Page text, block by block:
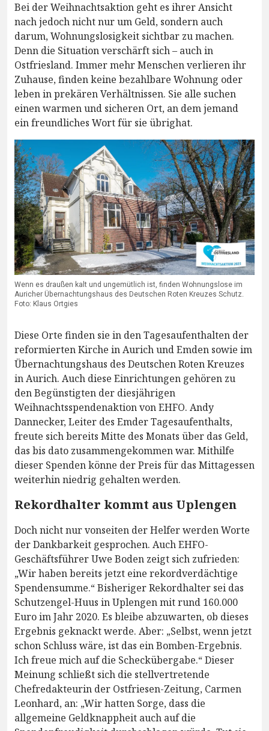
Bei der Weihnachtsaktion geht es ihrer Ansicht
nach jedoch nicht nur um Geld, sondern auch
darum, Wohnungslosigkeit sichtbar zu machen.
Denn die Situation verschärft sich – auch in
Ostfriesland. Immer mehr Menschen verlieren ihr
Zuhause, finden keine bezahlbare Wohnung oder
leben in prekären Verhältnissen. Sie alle suchen
einen warmen und sicheren Ort, an dem jemand
ein freundliches Wort für sie übrighat.
Wenn es draußen kalt und ungemütlich ist, finden Wohnungslose im
Auricher Übernachtungshaus des Deutschen Roten Kreuzes Schutz.
Foto: Klaus Ortgies
Diese Orte finden sie in den Tagesaufenthalten der
reformierten Kirche in Aurich und Emden sowie im
Übernachtungshaus des Deutschen Roten Kreuzes
in Aurich. Auch diese Einrichtungen gehören zu
den Begünstigten der diesjährigen
Weihnachtsspendenaktion von EHFO. Andy
Dannecker, Leiter des Emder Tagesaufenthalts,
freute sich bereits Mitte des Monats über das Geld,
das bis dato zusammengekommen war. Mithilfe
dieser Spenden könne der Preis für das Mittagessen
weiterhin niedrig gehalten werden.
Rekordhalter kommt aus Uplengen
Doch nicht nur vonseiten der Helfer werden Worte
der Dankbarkeit gesprochen. Auch EHFO-
Geschäftsführer Uwe Boden zeigt sich zufrieden:
„Wir haben bereits jetzt eine rekordverdächtige
Spendensumme.“ Bisheriger Rekordhalter sei das
Schutzengel-Huus in Uplengen mit rund 160.000
Euro im Jahr 2020. Es bleibe abzuwarten, ob dieses
Ergebnis geknackt werde. Aber: „Selbst, wenn jetzt
schon Schluss wäre, ist das ein Bomben-Ergebnis.
Ich freue mich auf die Scheckübergabe.“ Dieser
Meinung schließt sich die stellvertretende
Chefredakteurin der Ostfriesen-Zeitung, Carmen
Leonhard, an: „Wir hatten Sorge, dass die
allgemeine Geldknappheit auch auf die